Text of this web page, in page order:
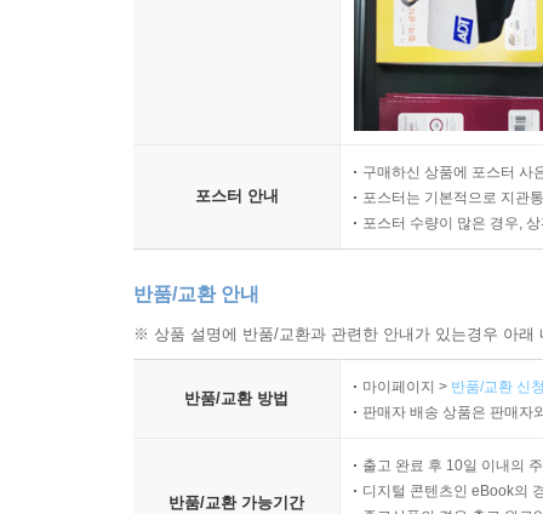
포스터 안내
구매하신 상품에 포스터 사
포스터는 기본적으로 지관
포스터 수량이 많은 경우,
반품/교환 안내
※ 상품 설명에 반품/교환과 관련한 안내가 있는경우 아
반품/교환 방법
마이페이지 > 반품/교환 신
판매자 배송 상품은 판매자
반품/교환 가능기간
출고 완료 후 10일 이내의
디지털 콘텐츠인 eBook의